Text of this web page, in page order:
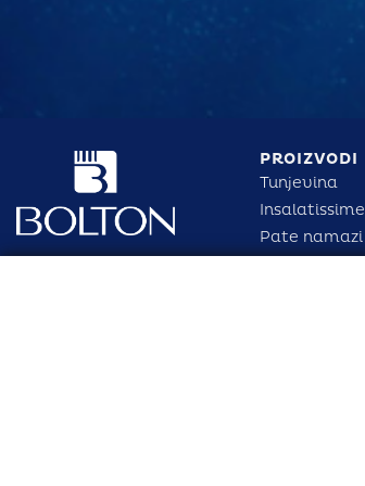
PROIZVODI
Tunjevina
Insalatissime
Pate namazi